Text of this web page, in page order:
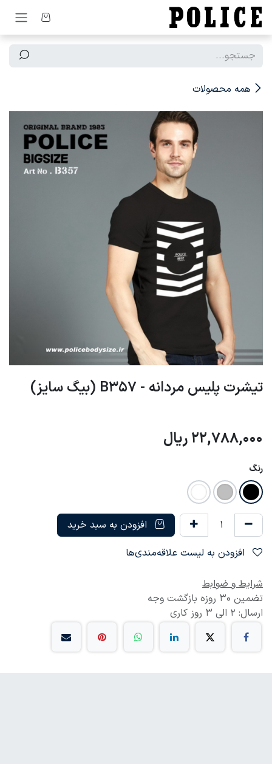
صرف نظر و مشاهده محتوا
همه محصولات
تیشرت پلیس مردانه - B357 (بیگ سایز)
22,788,000 ریال
رنگ
افزودن به سبد خرید
شرایط و ضوابط
تضمین 30 روزه بازگشت وجه
ارسال: 2 الی 3 روز کاری